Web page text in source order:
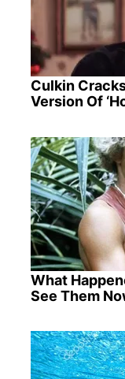
Culkin
Version Of
What
See Them